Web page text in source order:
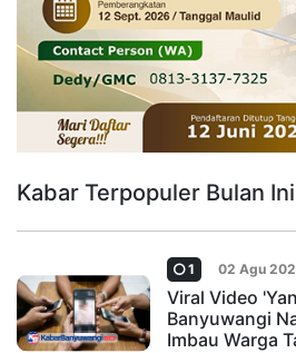
Kabar Terpopuler Bulan Ini
1 02 Agu
Viral Video
Banyuwangi
Imbau Warga